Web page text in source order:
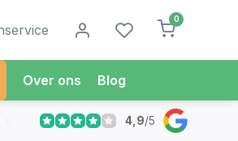
0
Over ons Blog
besteldMorgen in Huis*
4,9/5